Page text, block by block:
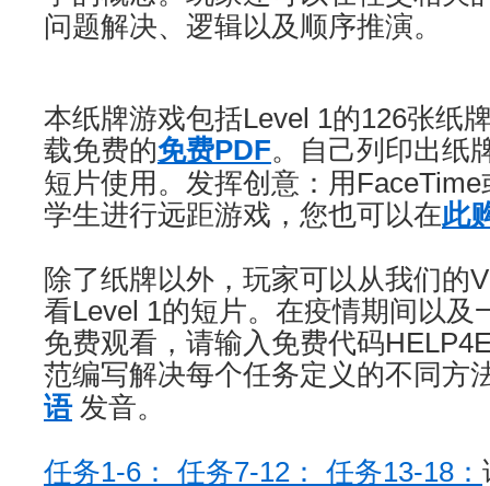
问题解决、逻辑以及顺序推演。
本纸牌游戏包括Level 1的126张纸
载免费的免费PDF。自己列印出纸
短片使用。发挥创意：用
学生进行远距游戏，您也可以在此
除了纸牌以外，玩家可以从我们的
看Level 1的短片。在疫情期间以及
免费观看，请输入免费代码
范编写解决每个任务定义的不同方
语发音。
任务1-6： 任务7-12： 任务13-18：